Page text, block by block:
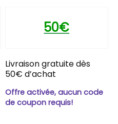
50€
Livraison gratuite dès
50€ d’achat
Offre activée, aucun code
de coupon requis!